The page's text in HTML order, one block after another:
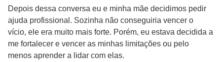
Depois dessa conversa eu e minha mãe decidimos pedir
ajuda profissional. Sozinha não conseguiria vencer o
vício, ele era muito mais forte. Porém, eu estava decidida a
me fortalecer e vencer as minhas limitações ou pelo
menos aprender a lidar com elas.